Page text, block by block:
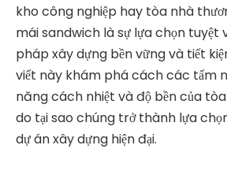
kho công nghiệp hay tòa nhà
mái sandwich là sự lựa chọn tuyệt
pháp xây dựng bền vững và tiết
viết này khám phá cách các tấm
năng cách nhiệt và độ bền của
do tại sao chúng trở thành lựa
dự án xây dựng hiện đại.